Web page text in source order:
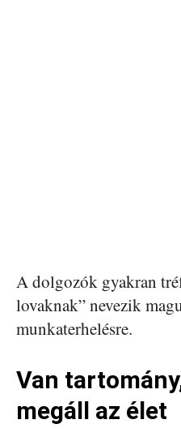
A dolgozók gyakran
lovaknak” nevezik
munkaterhelésre.
Van
megáll az élet